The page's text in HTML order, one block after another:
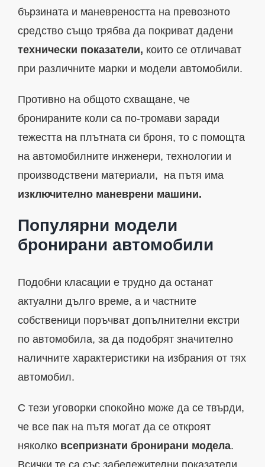
бързината и маневреността на превозното
средство също трябва да покриват дадени
технически показатели, които се отличават
при различните марки и модели автомобили.
Противно на общото схващане, че
бронираните коли са по-тромави заради
тежестта на плътната си броня, то с помощта
на автомобилните инженери, технологии и
производствени материали, на пътя има
изключително маневрени машини.
Популярни модели
бронирани автомобили
Подобни класации е трудно да останат
актуални дълго време, а и частните
собственици поръчват допълнителни екстри
по автомобила, за да подобрят значително
наличните характеристики на избрания от тях
автомобил.
С тези уговорки спокойно може да се твърди,
че все пак на пътя могат да се откроят
няколко всепризнати бронирани модела.
Всички те са със забележителни показатели